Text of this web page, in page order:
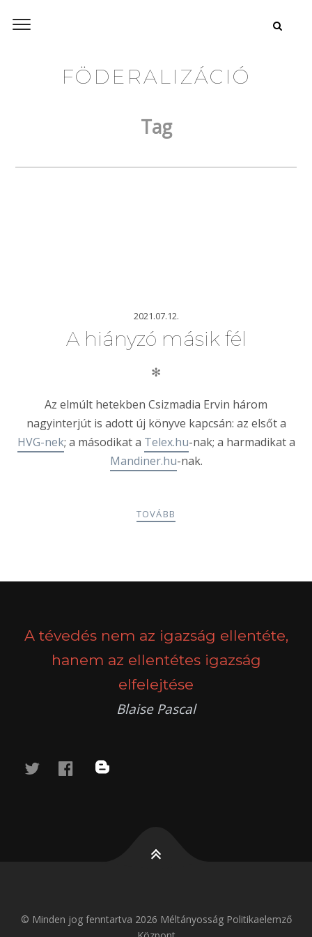
FÖDERALIZÁCIÓ
Tag
2021.07.12.
A hiányzó másik fél
✻
Az elmúlt hetekben Csizmadia Ervin három
nagyinterjút is adott új könyve kapcsán: az elsőt a
HVG-nek; a másodikat a Telex.hu-nak; a harmadikat a
Mandiner.hu-nak.
TOVÁBB
A tévedés nem az igazság ellentéte,
hanem az ellentétes igazság
elfelejtése
Blaise Pascal
twitterfacebook
blog
© Minden jog fenntartva 2026 Méltányosság Politikaelemző